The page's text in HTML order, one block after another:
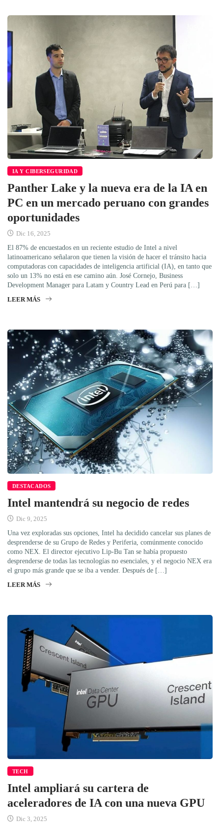
IA Y CIBERSEGURIDAD
Panther Lake y la nueva era de la IA en
PC en un mercado peruano con grandes
oportunidades
Dic 16, 2025
El 87% de encuestados en un reciente estudio de Intel a nivel
latinoamericano señalaron que tienen la visión de hacer el tránsito hacia
computadoras con capacidades de inteligencia artificial (IA), en tanto que
solo un 13% no está en ese camino aún. José Cornejo, Business
Development Manager para Latam y Country Lead en Perú para […]
LEER MÁS
DESTACADOS
Intel mantendrá su negocio de redes
Dic 9, 2025
Una vez exploradas sus opciones, Intel ha decidido cancelar sus planes de
desprenderse de su Grupo de Redes y Periferia, comúnmente conocido
como NEX. El director ejecutivo Lip-Bu Tan se había propuesto
desprenderse de todas las tecnologías no esenciales, y el negocio NEX era
el grupo más grande que se iba a vender. Después de […]
LEER MÁS
TECH
Intel ampliará su cartera de
aceleradores de IA con una nueva GPU
Dic 3, 2025